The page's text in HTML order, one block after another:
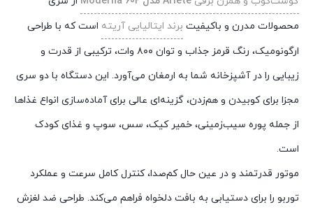
محصولات مدرن و باکیفیت برند ایتالیایی آریته است که با طراحی
ارگونومیک، رنگ قرمز جذاب و توان ۸۰۰ وات، ترکیبی از قدرت و
زیبایی را در آشپزخانه شما به ارمغان می‌آورد. این دستگاه با دو سری
مجزا برای کوبیدن و هم‌زدن، گزینه‌ای عالی برای آماده‌سازی انواع غذاها
از جمله پوره سیب‌زمینی، خمیر کیک، سس، سوپ و غذای کودک
است.
موتور قدرتمند و در عین حال کم‌صدا، کنترل کامل سرعت و عملکرد
توربو را برای دستیابی به بافت دلخواه فراهم می‌کند. طراحی ضد لغزش